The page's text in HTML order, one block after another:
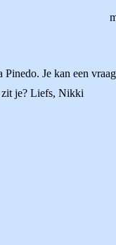
Je kan een
zit je? Liefs, Nikki